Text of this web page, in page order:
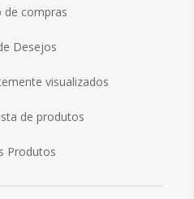
de compras
Desejos
visualizados
de produtos
Produtos